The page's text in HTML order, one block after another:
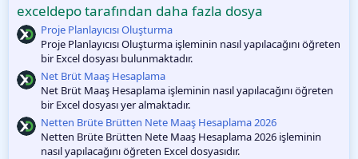
0
O
y
l
a
m
a
exceldepo tarafından daha fazla dosya
Proje Planlayıcısı Oluşturma
Proje Planlayıcısı Oluşturma işleminin nasıl yapılacağını öğreten
bir Excel dosyası bulunmaktadır.
Net Brüt Maaş Hesaplama
Net Brüt Maaş Hesaplama işleminin nasıl yapılacağını öğreten
bir Excel dosyası yer almaktadır.
Netten Brüte Brütten Nete Maaş Hesaplama 2026
Netten Brüte Brütten Nete Maaş Hesaplama 2026 işleminin
nasıl yapılacağını öğreten Excel dosyasıdır.